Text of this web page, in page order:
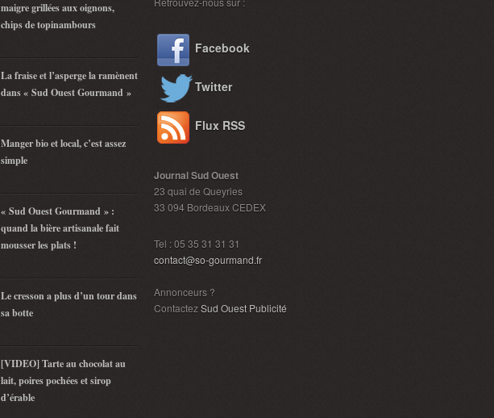
maigre grillées aux oignons,
chips de topinambours
La fraise et l’asperge la ramènent
dans « Sud Ouest Gourmand »
Manger bio et local, c’est assez
simple
« Sud Ouest Gourmand » :
quand la bière artisanale fait
mousser les plats !
Le cresson a plus d’un tour dans
sa botte
[VIDEO] Tarte au chocolat au
lait, poires pochées et sirop
d’érable
Facebook
Twitter
Flux RSS
Journal Sud Ouest
23 quai de Queyries
33 094 Bordeaux CEDEX
Tel : 05 35 31 31 31
contact@so-gourmand.fr
Annonceurs ?
ContactezSud Ouest Publicité